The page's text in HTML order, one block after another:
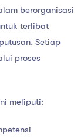
berorganisasi
terlibat
Setiap
proses
meliputi: